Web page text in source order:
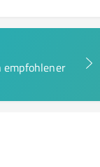
empfohlener